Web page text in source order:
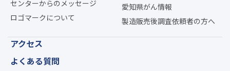
センターからのメッセージ
ロゴマークについて
愛知県がん情報
製造販売後調査依頼者の方へ
アクセス
よくある質問